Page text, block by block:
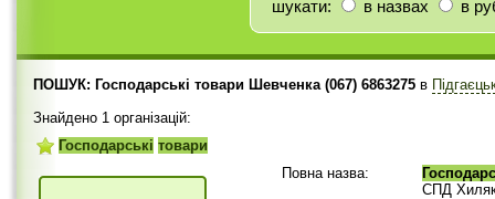
шукати: в назвах в
ПОШУК: Господарські товари Шевченка (067) 6863275 в
Знайдено 1 організацій:
Господарські товари
Повна назва:
СПД